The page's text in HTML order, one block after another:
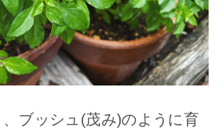
ブッシュ(茂み)のように育